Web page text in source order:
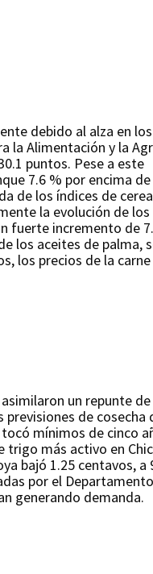
debido al alza en
la Alimentación y la
puntos. Pese a este
7.6 % por encima de
de los índices de
la evolución de los
fuerte incremento de
los aceites de palma,
los precios de la
un repunte de
de cosecha
mínimos de cinco
más activo en
bajó 1.25 centavos, a
por el
generando demanda.